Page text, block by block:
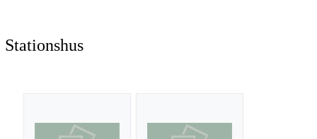
Stationshus